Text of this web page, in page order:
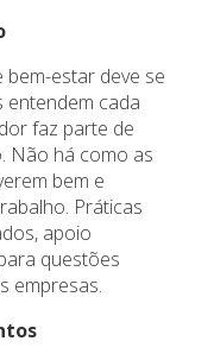
bem-estar deve se
entendem cada
faz parte de
Não há como as
bem e
Práticas
apoio
questões
empresas.